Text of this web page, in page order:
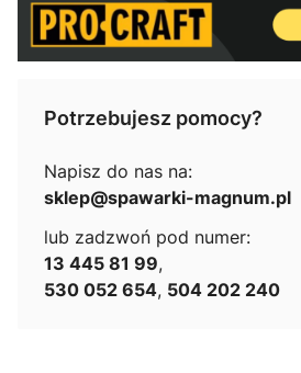
Potrzebujesz pomocy?
Napisz do nas na:
sklep@spawarki-magnum.pl
lub zadzwoń pod numer:
13 445 81 99,
530 052 654, 504 202 240